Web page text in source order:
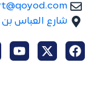
شارع العباس